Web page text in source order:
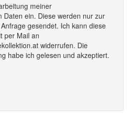
meiner
Daten ein. Diese werden nur zur
gesendet. Ich kann diese
per Mail an
widerrufen. Die
habe ich gelesen und akzeptiert.